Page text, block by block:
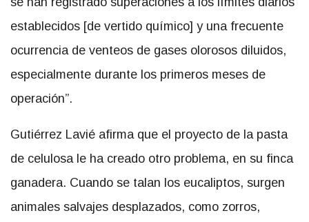
establecidos [de vertido químico] y una frecuente
ocurrencia de venteos de gases olorosos diluidos,
especialmente durante los primeros meses de
operación”.
Gutiérrez Lavié afirma que el proyecto de la pasta
de celulosa le ha creado otro problema, en su finca
ganadera. Cuando se talan los eucaliptos, surgen
animales salvajes desplazados, como zorros,